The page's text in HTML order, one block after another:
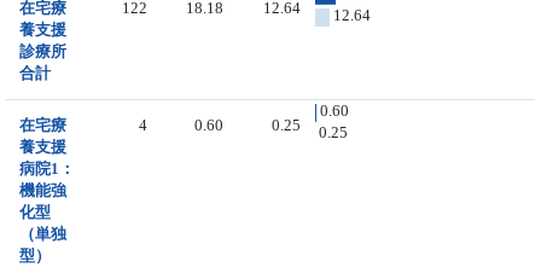
在宅療
養支援
診療所
合計
122 18.18 12.64
12.64
在宅療
養支援
病院1：
機能強
化型
（単独
型）
4 0.60 0.25
0.60
0.25